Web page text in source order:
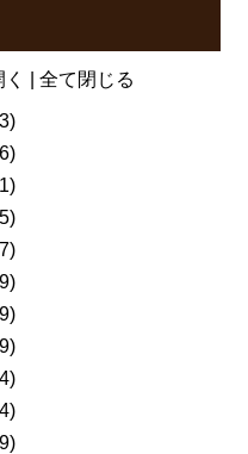
全て閉じる